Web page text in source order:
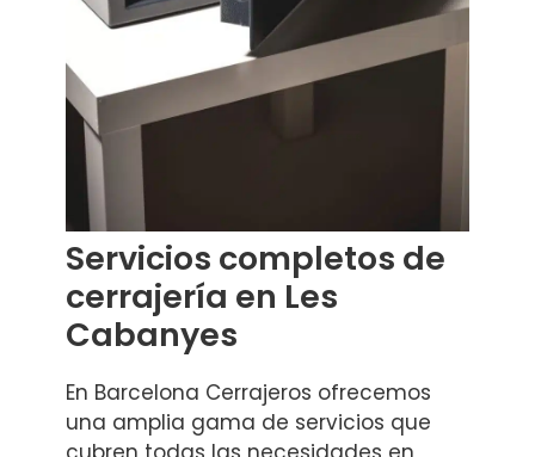
Servicios completos de
cerrajería en Les
Cabanyes
En Barcelona Cerrajeros ofrecemos
una amplia gama de servicios que